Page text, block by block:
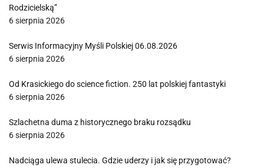
Rodzicielską”
6 sierpnia 2026
Serwis Informacyjny Myśli Polskiej 06.08.2026
6 sierpnia 2026
Od Krasickiego do science fiction. 250 lat polskiej fantastyki
6 sierpnia 2026
Szlachetna duma z historycznego braku rozsądku
6 sierpnia 2026
Nadciąga ulewa stulecia. Gdzie uderzy i jak się przygotować?